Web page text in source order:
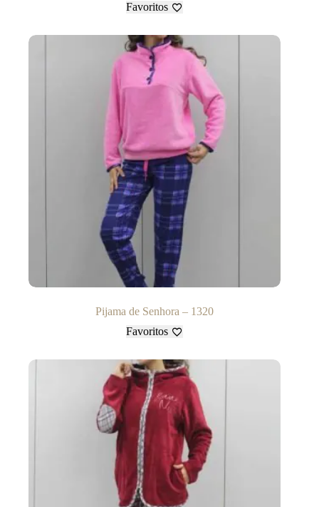
Favoritos
Pijama de Senhora – 1320
Favoritos